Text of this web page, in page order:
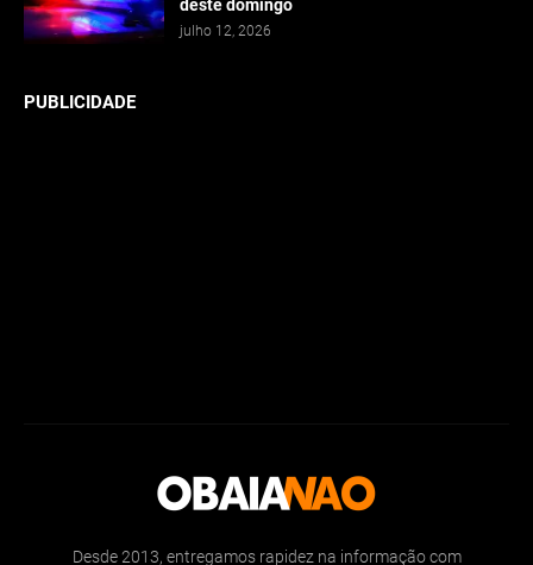
deste domingo
julho 12, 2026
PUBLICIDADE
Desde 2013, entregamos rapidez na informação com